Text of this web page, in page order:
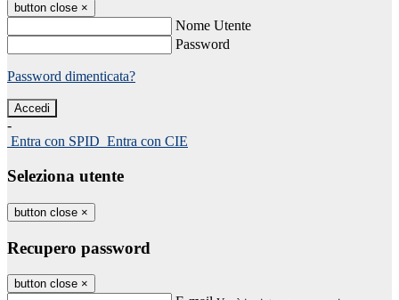
button close ×
Nome Utente
Password
Password dimenticata?
-
Entra con SPID Entra con CIE
Seleziona utente
button close ×
Recupero password
button close ×